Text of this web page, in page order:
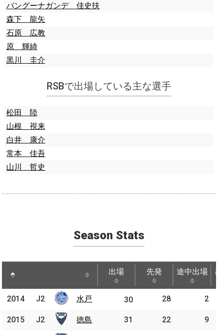
バングーナガンデ 佳史扶
森下 龍矢
石原 広教
原 輝綺
黒川 圭介
RSBで出場している主な選手
松田 陸
山根 視来
白井 康介
常本 佳吾
山川 哲史
Season Stats
出場 先発 途中出場
途中出場
2014 水戸 30 28 2
2015 徳島 31 22 9
2014 J2 水戸
2015 J2 徳島